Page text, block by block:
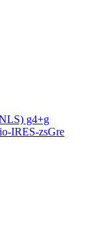
g4+g
IRES-zsGre